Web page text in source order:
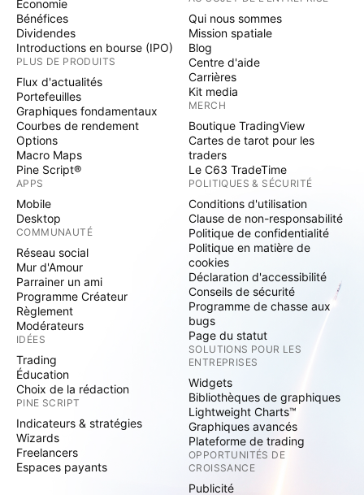
Economie
Bénéfices
Dividendes
Introductions en bourse (IPO)
PLUS DE PRODUITS
Flux d'actualités
Portefeuilles
Graphiques fondamentaux
Courbes de rendement
Options
Macro Maps
Pine Script®
APPS
Mobile
Desktop
COMMUNAUTÉ
Réseau social
Mur d'Amour
Parrainer un ami
Programme Créateur
Règlement
Modérateurs
IDÉES
Trading
Éducation
Choix de la rédaction
PINE SCRIPT
Indicateurs & stratégies
Wizards
Freelancers
Espaces payants
Qui nous sommes
Mission spatiale
Blog
Centre d'aide
Carrières
Kit media
MERCH
Boutique TradingView
Cartes de tarot pour les
traders
Le C63 TradeTime
POLITIQUES & SÉCURITÉ
Conditions d'utilisation
Clause de non-responsabilité
Politique de confidentialité
Politique en matière de
cookies
Déclaration d'accessibilité
Conseils de sécurité
Programme de chasse aux
bugs
Page du statut
SOLUTIONS POUR LES
ENTREPRISES
Widgets
Bibliothèques de graphiques
Lightweight Charts™
Graphiques avancés
Plateforme de trading
OPPORTUNITÉS DE
CROISSANCE
Publicité